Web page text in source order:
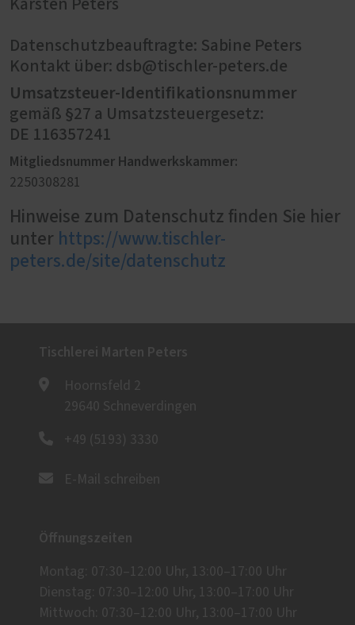
Karsten Peters
Datenschutzbeauftragte: Sabine Peters
Kontakt über: dsb@tischler-peters.de
Umsatzsteuer-Identifikationsnummer
gemäß §27 a Umsatzsteuergesetz:
DE 116357241
Mitgliedsnummer Handwerkskammer:
2250308281
Hinweise zum Datenschutz finden Sie hier
unter https://www.tischler-
peters.de/site/datenschutz
Tischlerei Marten Peters
Hoornsfeld 2
29640 Schneverdingen
+49 (5193) 3330
E-Mail schreiben
Öffnungszeiten
Montag: 07:30–12:00 Uhr, 13:00–17:00 Uhr
Dienstag: 07:30–12:00 Uhr, 13:00–17:00 Uhr
Mittwoch: 07:30–12:00 Uhr, 13:00–17:00 Uhr